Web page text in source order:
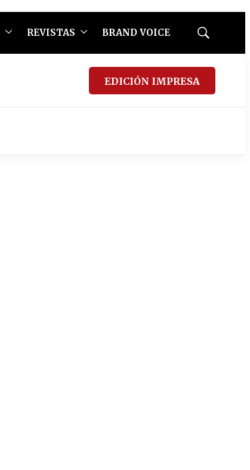
REVISTAS BRAND VOICE
Mostrar
EDICIÓN IMPRESA